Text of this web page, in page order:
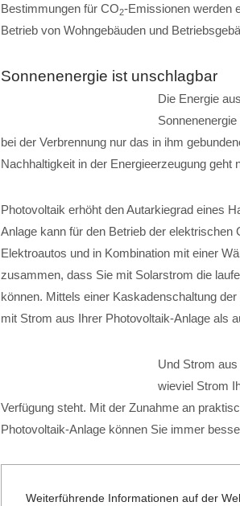
Bestimmungen für CO2-Emissionen werden
Betrieb von Wohngebäuden und
Sonnenenergie ist unschlagbar
Die Energie
bei der Verbrennung nur das in ihm
Nachhaltigkeit in der Energieerzeugung geht
Photovoltaik erhöht den Autarkiegrad eines
Anlage kann für den Betrieb der
Elektroautos und in Kombination mit einer
zusammen, dass Sie mit Solarstrom die
können. Mittels einer Kaskadenschaltung
mit Strom aus Ihrer Photovoltaik-Anlage als
Und Strom
wieviel Strom
Verfügung steht. Mit der Zunahme an
Photovoltaik-Anlage können Sie immer
Weiterführende Informationen auf der